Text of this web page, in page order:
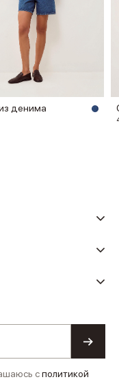
денима
сполитикой